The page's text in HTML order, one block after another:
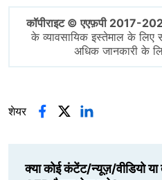
कॉपीराइट © एएफ़पी 2017-
के व्यावसायिक इस्तेमाल के लिए
अधिक जानकारी के
शेयर
क्या कोई कंटेंट/न्यूज़/वीडियो